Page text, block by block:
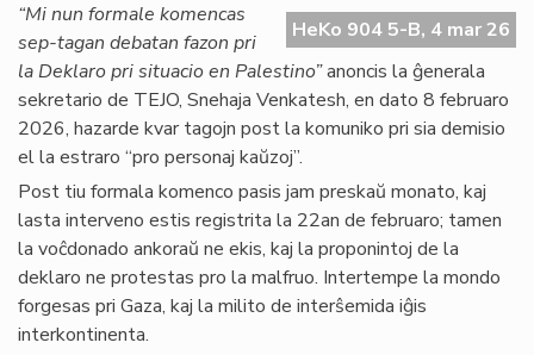
HeKo 904 5-B, 4 mar 26
“Mi nun formale komencas
sep-tagan debatan fazon pri
la Deklaro pri situacio en Palestino”anoncis la ĝenerala
sekretario de TEJO, Snehaja Venkatesh, en dato 8 februaro
2026, hazarde kvar tagojn post la komuniko pri sia demisio
el la estraro “pro personaj kaŭzoj”.
Post tiu formala komenco pasis jam preskaŭ monato, kaj
lasta interveno estis registrita la 22an de februaro; tamen
la voĉdonado ankoraŭ ne ekis, kaj la proponintoj de la
deklaro ne protestas pro la malfruo. Intertempe la mondo
forgesas pri Gaza, kaj la milito de interŝemida iĝis
interkontinenta.